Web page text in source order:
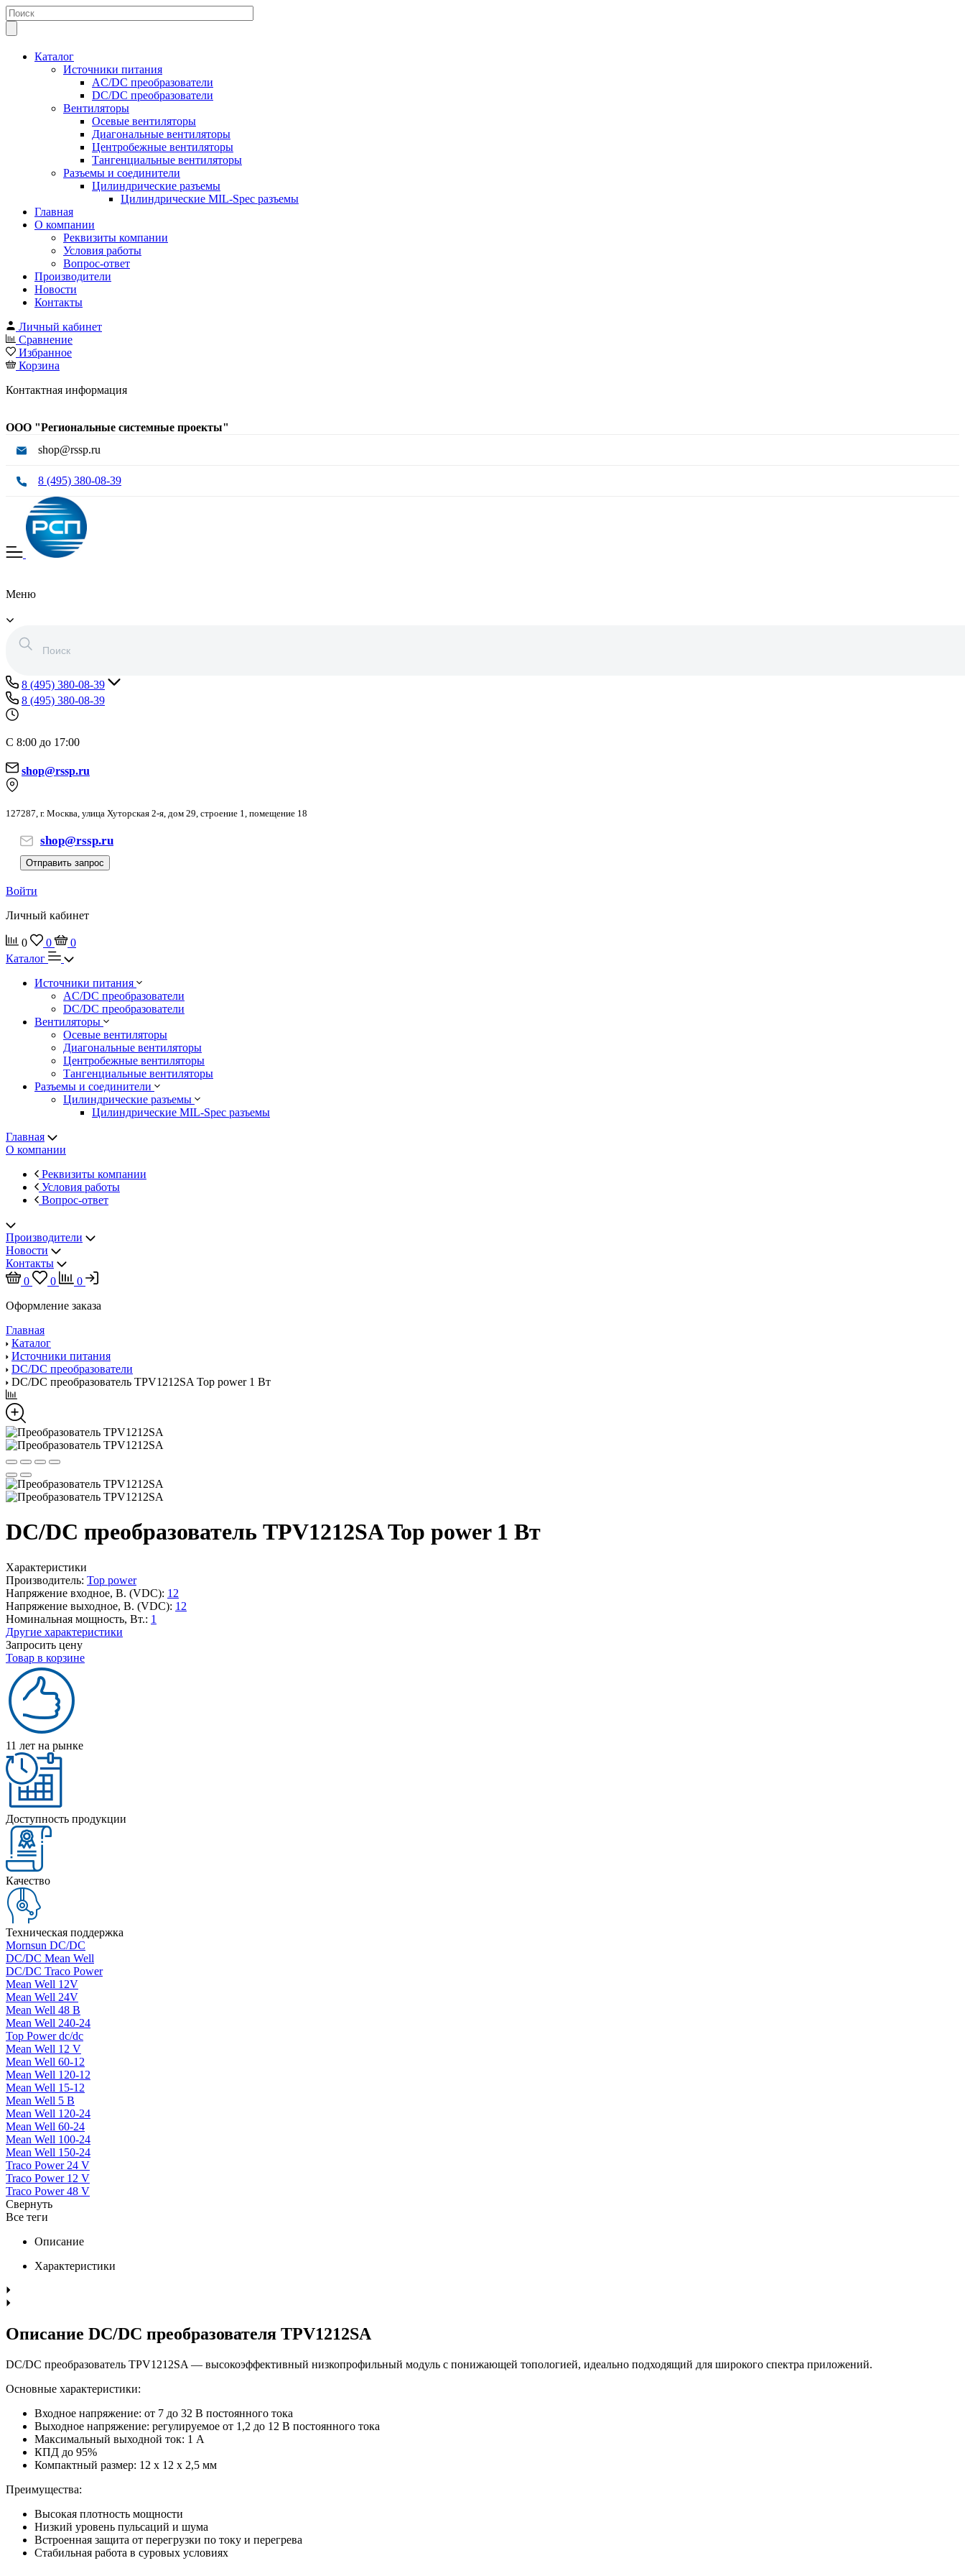
Каталог
Источники питания
AC/DC преобразователи
DC/DC преобразователи
Вентиляторы
Осевые вентиляторы
Диагональные вентиляторы
Центробежные вентиляторы
Тангенциальные вентиляторы
Разъемы и соединители
Цилиндрические разъемы
Цилиндрические MIL-Spec разъемы
Главная
О компании
Реквизиты компании
Условия работы
Вопрос-ответ
Производители
Новости
Контакты
Личный кабинет
Сравнение
Избранное
Корзина
Контактная информация
ООО "Региональные системные проекты"
shop@rssp.ru
8 (495) 380-08-39
Меню
8 (495) 380-08-39
8 (495) 380-08-39
С 8:00 до 17:00
shop@rssp.ru
127287, г. Москва, улица Хуторская 2-я, дом 29, строение 1, помещение 18
shop@rssp.ru
Отправить запрос
Войти
Личный кабинет
0 0
0
Каталог
Источники питания
AC/DC преобразователи
DC/DC преобразователи
Вентиляторы
Осевые вентиляторы
Диагональные вентиляторы
Центробежные вентиляторы
Тангенциальные вентиляторы
Разъемы и соединители
Цилиндрические разъемы
Цилиндрические MIL-Spec разъемы
Главная
О компании
Реквизиты компании
Условия работы
Вопрос-ответ
Производители
Новости
Контакты
0
0
0
Оформление заказа
Главная
Каталог
Источники питания
DC/DC преобразователи
DC/DC преобразователь TPV1212SA Top power 1 Вт
DC/DC преобразователь TPV1212SA Top power 1 Вт
Характеристики
Производитель: Top power
Напряжение входное, В. (VDC): 12
Напряжение выходное, В. (VDC): 12
Номинальная мощность, Вт.: 1
Другие характеристики
Запросить цену
Товар в корзине
11 лет на рынке
Доступность продукции
Качество
Техническая поддержка
Mornsun DC/DC
DC/DC Mean Well
DC/DC Traco Power
Mean Well 12V
Mean Well 24V
Mean Well 48 В
Mean Well 240-24
Top Power dc/dc
Mean Well 12 V
Mean Well 60-12
Mean Well 120-12
Mean Well 15-12
Mean Well 5 В
Mean Well 120-24
Mean Well 60-24
Mean Well 100-24
Mean Well 150-24
Traco Power 24 V
Traco Power 12 V
Traco Power 48 V
Свернуть
Все теги
Описание
Характеристики
Описание DC/DC преобразователя TPV1212SA
DC/DC преобразователь TPV1212SA — высокоэффективный низкопрофильный модуль с понижающей топологией, идеально подходящий для широкого спектра приложений.
Основные характеристики:
Входное напряжение: от 7 до 32 В постоянного тока
Выходное напряжение: регулируемое от 1,2 до 12 В постоянного тока
Максимальный выходной ток: 1 А
КПД до 95%
Компактный размер: 12 x 12 x 2,5 мм
Преимущества:
Высокая плотность мощности
Низкий уровень пульсаций и шума
Встроенная защита от перегрузки по току и перегрева
Стабильная работа в суровых условиях